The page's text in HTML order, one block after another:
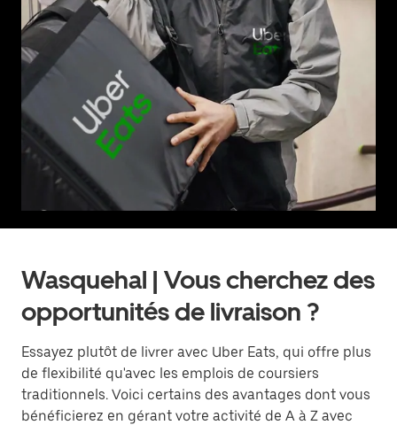
Wasquehal | Vous cherchez des
opportunités de livraison ?
Essayez plutôt de livrer avec Uber Eats, qui offre plus
de flexibilité qu'avec les emplois de coursiers
traditionnels. Voici certains des avantages dont vous
bénéficierez en gérant votre activité de A à Z avec